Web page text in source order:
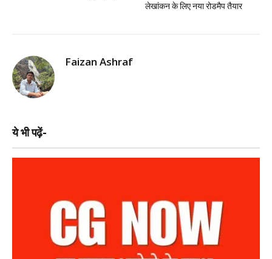
लेखांकन के लिए नया रोडमैप तैयार
Faizan Ashraf
ये भी पढ़ें-